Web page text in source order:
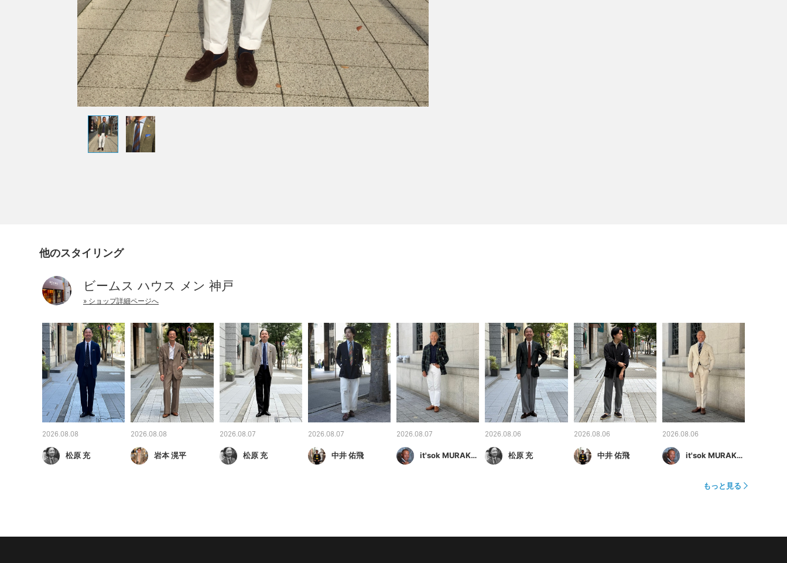
他のスタイリング
ビームス ハウス メン 神戸
» ショップ詳細ページへ
2026.08.08
松原 充
2026.08.08
岩本 滉平
2026.08.07
松原 充
2026.08.07
中井 佑飛
2026.08.07
it'sok MURAKAMI
2026.08.06
松原 充
2026.08.06
中井 佑飛
2026.08.06
it'sok MURAKAMI
もっと見る